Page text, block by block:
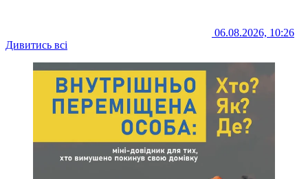
06.08.2026, 10:26
Дивитись всі